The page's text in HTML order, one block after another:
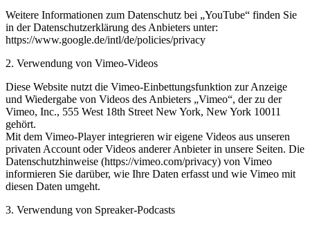
Weitere Informationen zum Datenschutz bei „YouTube“ finden Sie
in der Datenschutzerklärung des Anbieters unter:
https://www.google.de/intl/de/policies/privacy
2. Verwendung von Vimeo-Videos
Diese Website nutzt die Vimeo-Einbettungsfunktion zur Anzeige
und Wiedergabe von Videos des Anbieters „Vimeo“, der zu der
Vimeo, Inc., 555 West 18th Street New York, New York 10011
gehört.
Mit dem Vimeo-Player integrieren wir eigene Videos aus unseren
privaten Account oder Videos anderer Anbieter in unsere Seiten. Die
Datenschutzhinweise (https://vimeo.com/privacy) von Vimeo
informieren Sie darüber, wie Ihre Daten erfasst und wie Vimeo mit
diesen Daten umgeht.
3. Verwendung von Spreaker-Podcasts